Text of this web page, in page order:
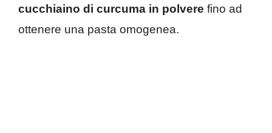
cucchiaino di curcuma in polvere fino ad
ottenere una pasta omogenea.